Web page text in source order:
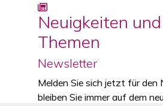
Neuigkeiten
Themen
Newsletter
Melden Sie sich jetzt für den
bleiben Sie immer auf dem